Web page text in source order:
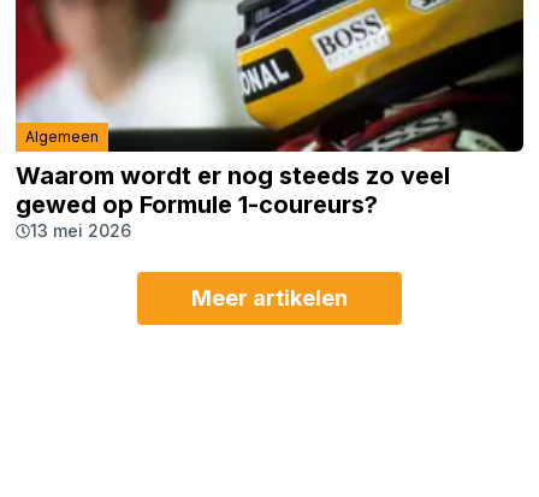
Algemeen
Waarom wordt er nog steeds zo veel
gewed op Formule 1-coureurs?
13 mei 2026
Meer artikelen